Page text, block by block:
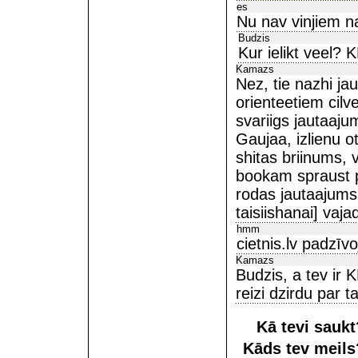
es
Nu nav vinjiem
Budzis
Kur ielikt veel?
Kamazs
Nez, tie nazhi
orienteetiem
svariigs
Gaujaa, izlienu
shitas briinums,
bookam spraust
rodas
taisiishanai]
hmm
cietnis.lv
Kamazs
Budzis, a tev ir
reizi dzirdu par
Kā tevi
Kāds tev